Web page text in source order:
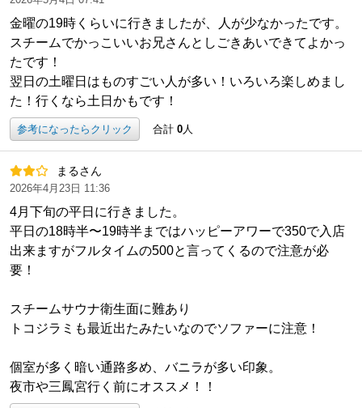
金曜の19時くらいに行きましたが、人が少なかったです。
スチームでかっこいいお兄さんとしごきあいできてよかっ
たです！
翌日の土曜日はものすごい人が多い！いろいろ楽しめまし
た！行くなら土日かもです！
参考になったらクリック 合計 0人
まるさん
2026年4月23日 11:36
4月下旬の平日に行きました。
平日の18時半〜19時半まではハッピーアワーで350で入店
出来ますがフルタイムの500と言ってくるので注意が必
要！
スチームサウナ衛生面に難あり
トコジラミも最近出たみたいなのでソファーに注意！
個室が多く暗い通路多め、バニラが多い印象。
夜市や三鳳宮行く前にオススメ！！